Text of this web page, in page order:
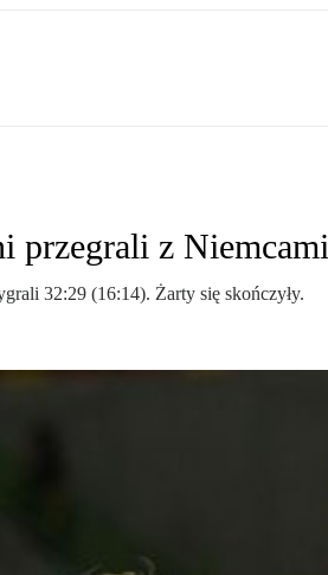
przegrali z Niemcami
32:29 (16:14). Żarty się skończyły.